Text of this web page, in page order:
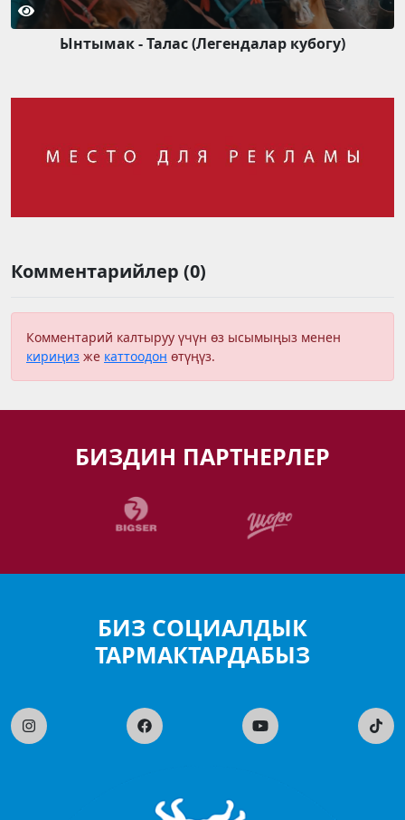
Ынтымак - Талас (Легендалар кубогу)
Комментарийлер (0)
Комментарий калтыруу үчүн өз ысымыңыз менен
кириңиз же каттоодон өтүңүз.
БИЗДИН ПАРТНЕРЛЕР
БИЗ СОЦИАЛДЫК
ТАРМАКТАРДАБЫЗ